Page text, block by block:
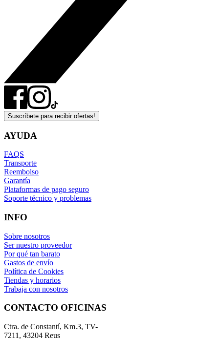
Suscríbete para recibir ofertas!
AYUDA
FAQS
Transporte
Reembolso
Garantía
Plataformas de pago seguro
Soporte técnico y problemas
INFO
Sobre nosotros
Ser nuestro proveedor
Por qué tan barato
Gastos de envío
Política de Cookies
Tiendas y horarios
Trabaja con nosotros
CONTACTO OFICINAS
Ctra. de Constantí, Km.3, TV-
7211, 43204 Reus